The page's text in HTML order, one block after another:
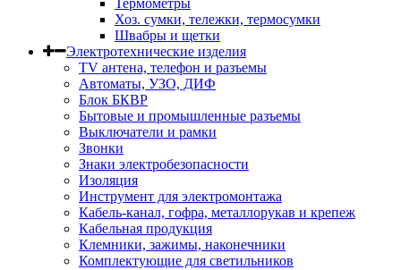
Термометры
Хоз. сумки, тележки, термосумки
Швабры и щетки
Электротехнические изделия
TV aнтена, телефон и разъемы
Автоматы, УЗО, ДИФ
Блок БКВР
Бытовые и промышленные разъемы
Выключатели и рамки
Звонки
Знаки электробезопасности
Изоляция
Инструмент для электромонтажа
Кабель-канал, гофра, металлорукав и крепеж
Кабельная продукция
Клемники, зажимы, наконечники
Комплектующие для светильников